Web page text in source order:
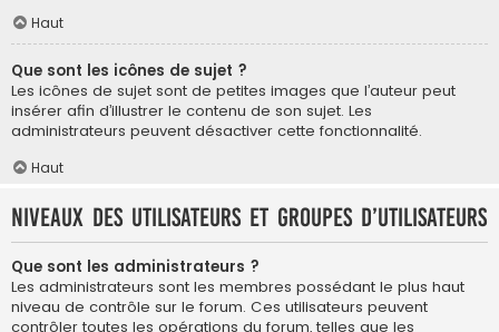
Haut
Que sont les icônes de sujet ?
Les icônes de sujet sont de petites images que l’auteur peut
insérer afin d’illustrer le contenu de son sujet. Les
administrateurs peuvent désactiver cette fonctionnalité.
Haut
Niveaux des utilisateurs et groupes d’utilisateurs
Que sont les administrateurs ?
Les administrateurs sont les membres possédant le plus haut
niveau de contrôle sur le forum. Ces utilisateurs peuvent
contrôler toutes les opérations du forum, telles que les